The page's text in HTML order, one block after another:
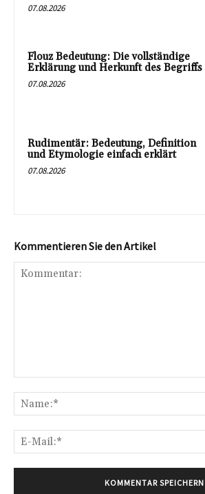
07.08.2026
Flouz Bedeutung: Die vollständige
Erklärung und Herkunft des Begriffs
07.08.2026
Rudimentär: Bedeutung, Definition
und Etymologie einfach erklärt
07.08.2026
Kommentieren Sie den Artikel